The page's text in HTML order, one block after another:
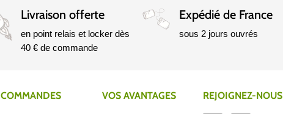
Livraison offerte
en point relais et locker dès
40 € de commande
Expédié de France
sous 2 jours ouvrés
COMMANDES VOS AVANTAGES REJOIGNEZ-NOUS